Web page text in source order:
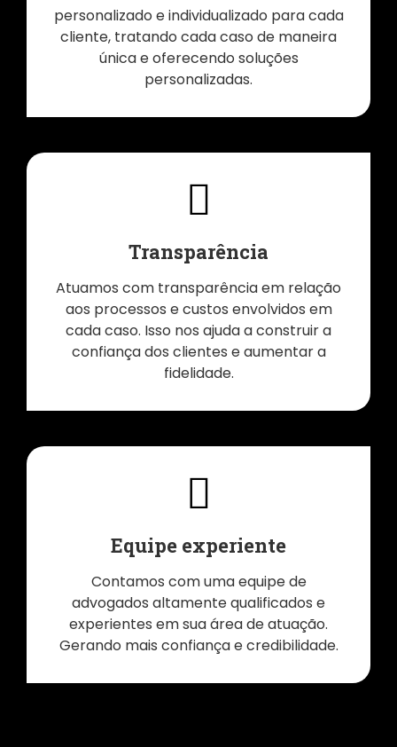
personalizado e individualizado para cada
cliente, tratando cada caso de maneira
única e oferecendo soluções
personalizadas.
Transparência
Atuamos com transparência em relação
aos processos e custos envolvidos em
cada caso. Isso nos ajuda a construir a
confiança dos clientes e aumentar a
fidelidade.
Equipe experiente
Contamos com uma equipe de
advogados altamente qualificados e
experientes em sua área de atuação.
Gerando mais confiança e credibilidade.